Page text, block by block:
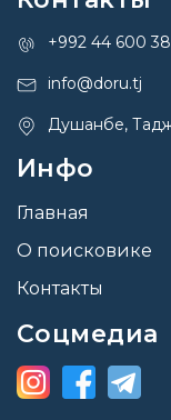
+992 44 600
info@doru.tj
Душанбе,
Инфо
Главная
О поисковике
Контакты
Соцмедиа